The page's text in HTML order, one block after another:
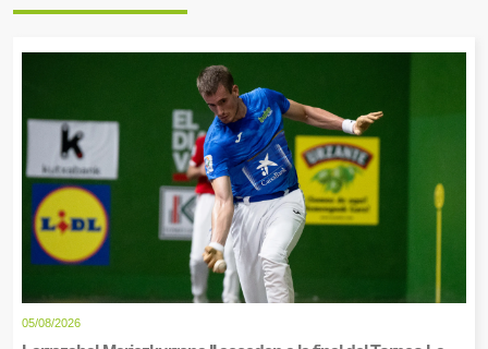
05/08/2026